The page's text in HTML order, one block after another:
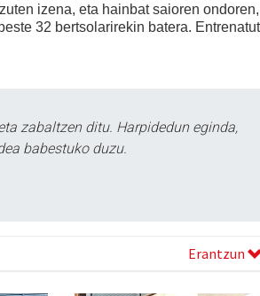
izena, eta hainbat saioren ondoren,
32 bertsolarirekin batera.
zabaltzen ditu. Harpidedun eginda,
babestuko duzu.
Erantzun